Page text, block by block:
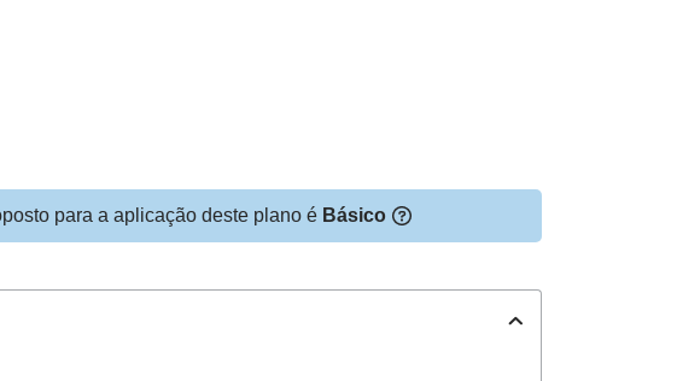
para a aplicação deste plano é Básico